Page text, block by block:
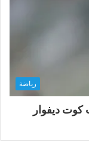
رياضة
كوت ديفوار